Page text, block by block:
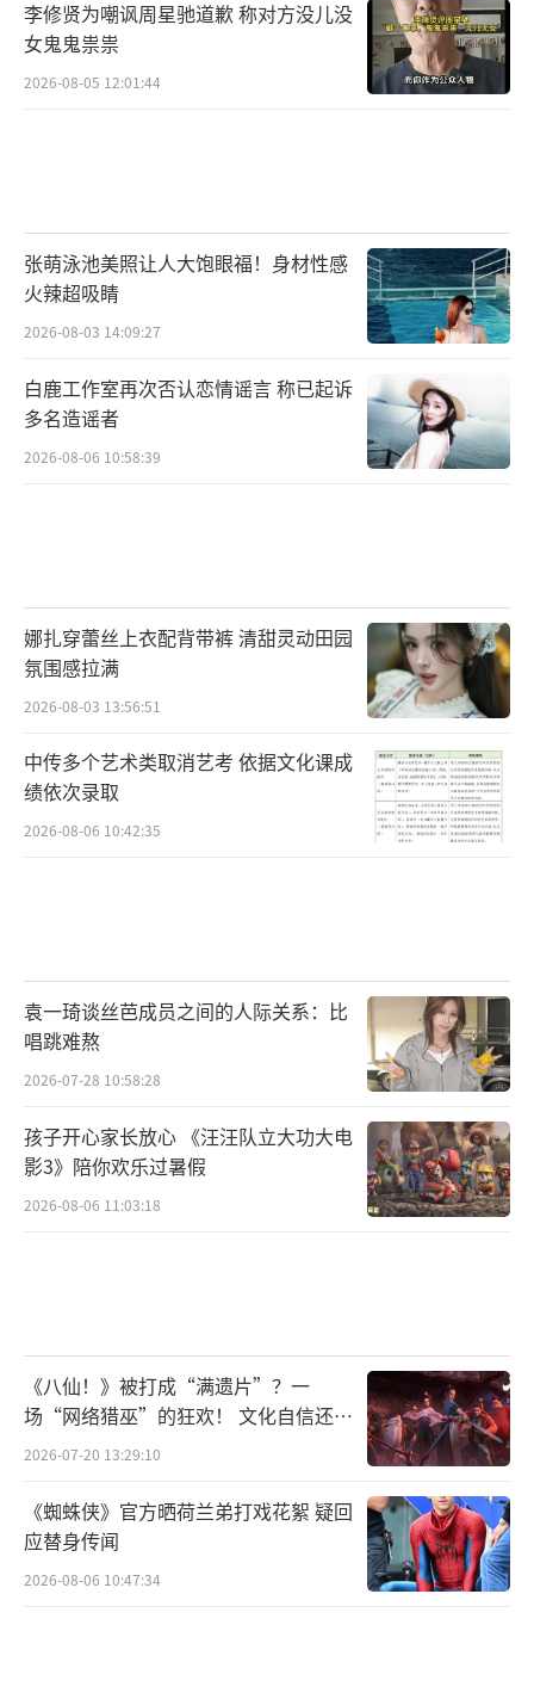
李修贤为嘲讽周星驰道歉 称对方没儿没
女鬼鬼祟祟
2026-08-05 12:01:44
张萌泳池美照让人大饱眼福！身材性感
火辣超吸睛
2026-08-03 14:09:27
白鹿工作室再次否认恋情谣言 称已起诉
多名造谣者
2026-08-06 10:58:39
娜扎穿蕾丝上衣配背带裤 清甜灵动田园
氛围感拉满
2026-08-03 13:56:51
中传多个艺术类取消艺考 依据文化课成
绩依次录取
2026-08-06 10:42:35
袁一琦谈丝芭成员之间的人际关系：比
唱跳难熬
2026-07-28 10:58:28
孩子开心家长放心 《汪汪队立大功大电
影3》陪你欢乐过暑假
2026-08-06 11:03:18
《八仙！》被打成“满遗片”？一
场“网络猎巫”的狂欢！ 文化自信还是
焦虑？
2026-07-20 13:29:10
《蜘蛛侠》官方晒荷兰弟打戏花絮 疑回
应替身传闻
2026-08-06 10:47:34